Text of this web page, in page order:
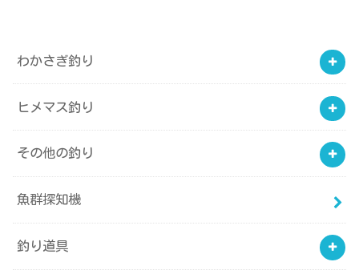
わかさぎ釣り
ヒメマス釣り
その他の釣り
魚群探知機
釣り道具